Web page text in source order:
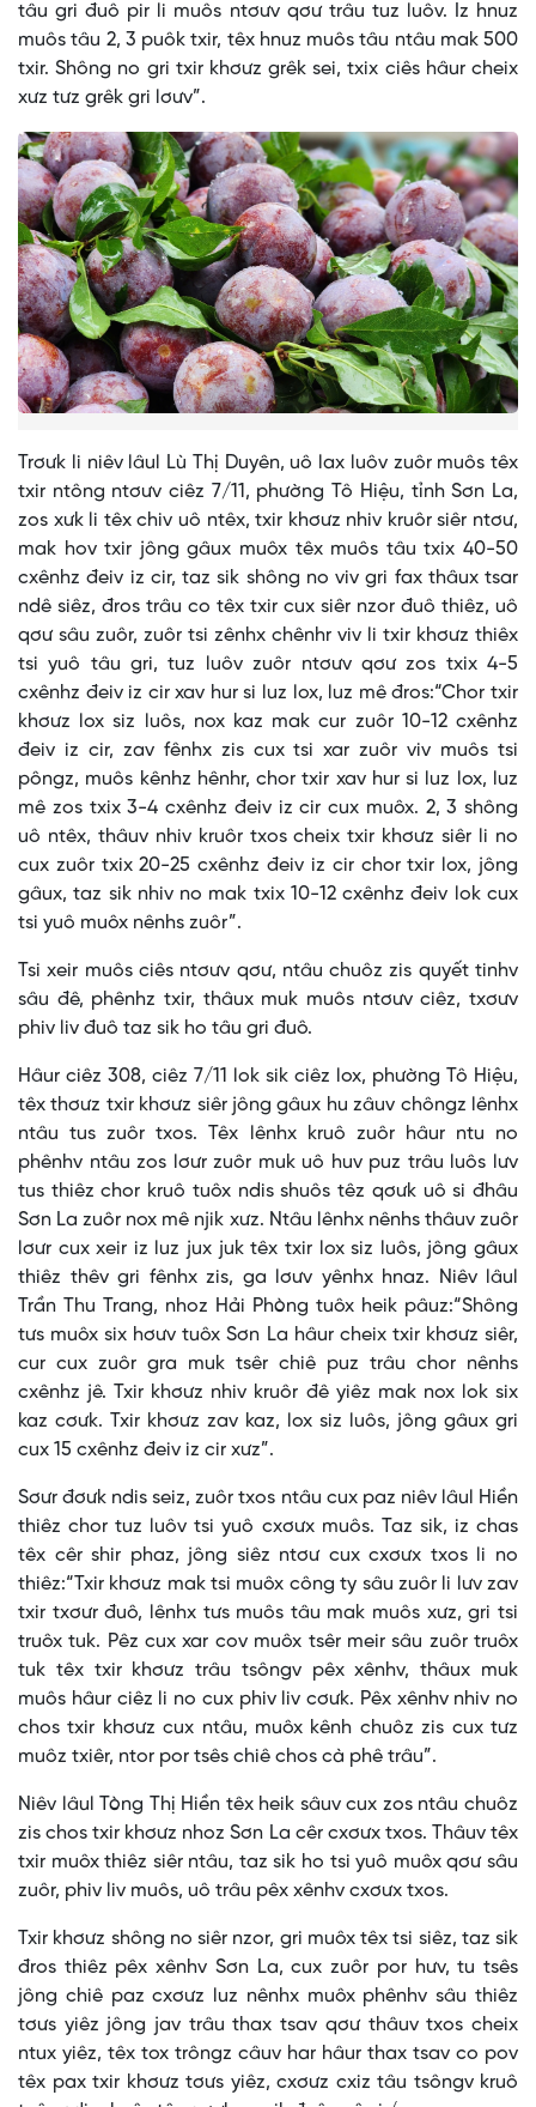
tâu gri đuô pir li muôs ntơưv qơư trâu tuz luôv. Iz hnuz
muôs tâu 2, 3 puôk txir, têx hnuz muôs tâu ntâu mak 500
txir. Shông no gri txir khơưz grêk sei, txix ciês hâur cheix
xưz tưz grêk gri lơưv”.
Trơưk li niêv lâul Lù Thị Duyên, uô lax luôv zuôr muôs têx
txir ntông ntơưv ciêz 7/11, phường Tô Hiệu, tỉnh Sơn La,
zos xưk li têx chiv uô ntêx, txir khơưz nhiv kruôr siêr ntơư,
mak hov txir jông gâux muôx têx muôs tâu txix 40-50
cxênhz đeiv iz cir, taz sik shông no viv gri fax thâux tsar
ndê siêz, đros trâu co têx txir cux siêr nzor đuô thiêz, uô
qơư sâu zuôr, zuôr tsi zênhx chênhr viv li txir khơưz thiêx
tsi yuô tâu gri, tuz luôv zuôr ntơưv qơư zos txix 4-5
cxênhz đeiv iz cir xav hur si luz lox, luz mê đros:“Chor txir
khơưz lox siz luôs, nox kaz mak cur zuôr 10-12 cxênhz
đeiv iz cir, zav fênhx zis cux tsi xar zuôr viv muôs tsi
pôngz, muôs kênhz hênhr, chor txir xav hur si luz lox, luz
mê zos txix 3-4 cxênhz đeiv iz cir cux muôx. 2, 3 shông
uô ntêx, thâuv nhiv kruôr txos cheix txir khơưz siêr li no
cux zuôr txix 20-25 cxênhz đeiv iz cir chor txir lox, jông
gâux, taz sik nhiv no mak txix 10-12 cxênhz đeiv lok cux
tsi yuô muôx nênhs zuôr”.
Tsi xeir muôs ciês ntơưv qơư, ntâu chuôz zis quyết tinhv
sâu đê, phênhz txir, thâux muk muôs ntơưv ciêz, txơưv
phiv liv đuô taz sik ho tâu gri đuô.
Hâur ciêz 308, ciêz 7/11 lok sik ciêz lox, phường Tô Hiệu,
têx thơưz txir khơưz siêr jông gâux hu zâuv chôngz lênhx
ntâu tus zuôr txos. Têx lênhx kruô zuôr hâur ntu no
phênhv ntâu zos lơưr zuôr muk uô huv puz trâu luôs lưv
tus thiêz chor kruô tuôx ndis shuôs têz qơưk uô si đhâu
Sơn La zuôr nox mê njik xưz. Ntâu lênhx nênhs thâuv zuôr
lơưr cux xeir iz luz jux juk têx txir lox siz luôs, jông gâux
thiêz thêv gri fênhx zis, ga lơưv yênhx hnaz. Niêv lâul
Trần Thu Trang, nhoz Hải Phòng tuôx heik pâuz:“Shông
tưs muôx six hơưv tuôx Sơn La hâur cheix txir khơưz siêr,
cur cux zuôr gra muk tsêr chiê puz trâu chor nênhs
cxênhz jê. Txir khơưz nhiv kruôr đê yiêz mak nox lok six
kaz cơưk. Txir khơưz zav kaz, lox siz luôs, jông gâux gri
cux 15 cxênhz đeiv iz cir xưz”.
Sơưr đơưk ndis seiz, zuôr txos ntâu cux paz niêv lâul Hiền
thiêz chor tuz luôv tsi yuô cxơưx muôs. Taz sik, iz chas
têx cêr shir phaz, jông siêz ntơư cux cxơưx txos li no
thiêz:“Txir khơưz mak tsi muôx công ty sâu zuôr li lưv zav
txir txơưr đuô, lênhx tưs muôs tâu mak muôs xưz, gri tsi
truôx tuk. Pêz cux xar cov muôx tsêr meir sâu zuôr truôx
tuk têx txir khơưz trâu tsôngv pêx xênhv, thâux muk
muôs hâur ciêz li no cux phiv liv cơưk. Pêx xênhv nhiv no
chos txir khơưz cux ntâu, muôx kênh chuôz zis cux tưz
muôz txiêr, ntor por tsês chiê chos cà phê trâu”.
Niêv lâul Tòng Thị Hiền têx heik sâuv cux zos ntâu chuôz
zis chos txir khơưz nhoz Sơn La cêr cxơưx txos. Thâuv têx
txir muôx thiêz siêr ntâu, taz sik ho tsi yuô muôx qơư sâu
zuôr, phiv liv muôs, uô trâu pêx xênhv cxơưx txos.
Txir khơưz shông no siêr nzor, gri muôx têx tsi siêz, taz sik
đros thiêz pêx xênhv Sơn La, cux zuôr por hưv, tu tsês
jông chiê paz cxơưz luz nênhx muôx phênhv sâu thiêz
tơưs yiêz jông jav trâu thax tsav qơư thâuv txos cheix
ntux yiêz, têx tox trôngz câuv har hâur thax tsav co pov
têx pax txir khơưz tơưs yiêz, cxơưz cxiz tâu tsôngv kruô